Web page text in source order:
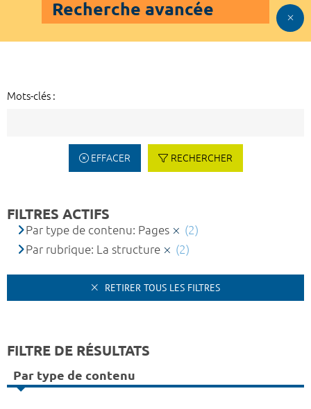
Recherche avancée
Mots-clés :
EFFACER RECHERCHER
FILTRES ACTIFS
Par type de contenu: Pages
(2)
Par rubrique: La structure
(2)
RETIRER TOUS LES FILTRES
FILTRE DE RÉSULTATS
Par type de contenu